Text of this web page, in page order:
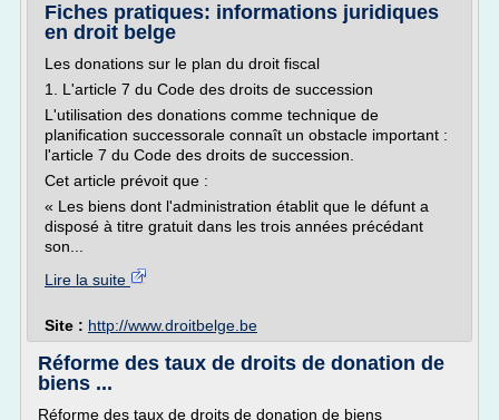
Fiches pratiques: informations juridiques
en droit belge
Les donations sur le plan du droit fiscal
1. L'article 7 du Code des droits de succession
L'utilisation des donations comme technique de
planification successorale connaît un obstacle important :
l'article 7 du Code des droits de succession.
Cet article prévoit que :
« Les biens dont l'administration établit que le défunt a
disposé à titre gratuit dans les trois années précédant
son...
Lire la suite
Site : http://www.droitbelge.be
Réforme des taux de droits de donation de
biens ...
Réforme des taux de droits de donation de biens